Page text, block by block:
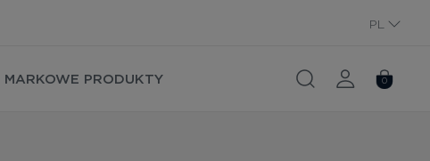
PL
MARKOWE PRODUKTY 0